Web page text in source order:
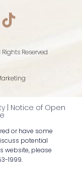
Reserved
|
Notice of Open
or have some
potential
website, please
1999.